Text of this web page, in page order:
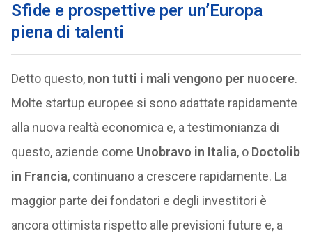
Sfide e prospettive per un’Europa
piena di talenti
Detto questo,non tutti i mali vengono per nuocere.
Molte startup europee si sono adattate rapidamente
alla nuova realtà economica e, a testimonianza di
questo, aziende come Unobravo in Italia, o Doctolib
in Francia, continuano a crescere rapidamente. La
maggior parte dei fondatori e degli investitori è
ancora ottimista rispetto alle previsioni future e, a